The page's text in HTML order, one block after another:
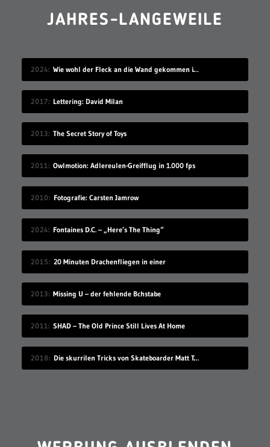
JAHRES-LANGEWEILE
2024 Wie wohl der Fleck an die Wand gekommen ist?
2017 Lettering: David Milan
2013 The Secret Story of Toys
2011 Owlmotion: Adlereulen-Greifflug in 1.000 fps
2010 Fotografie: Carsten Jamrow
2024 Fontaines D.C. – „Here’s The Thing“
2015 20 Minuten Drachenfliegen in einer
2013 Missing U – der fehlende Bchstabe
2011 SHAD – The Old Prince Still Lives At Home
2018 Die skurrilen Tricks von Skateboarder Matt Tomasello